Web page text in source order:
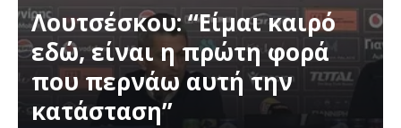
Λουτσέσκου: “Είμαι καιρό
εδώ, είναι η πρώτη φορά
που περνάω αυτή την
κατάσταση”